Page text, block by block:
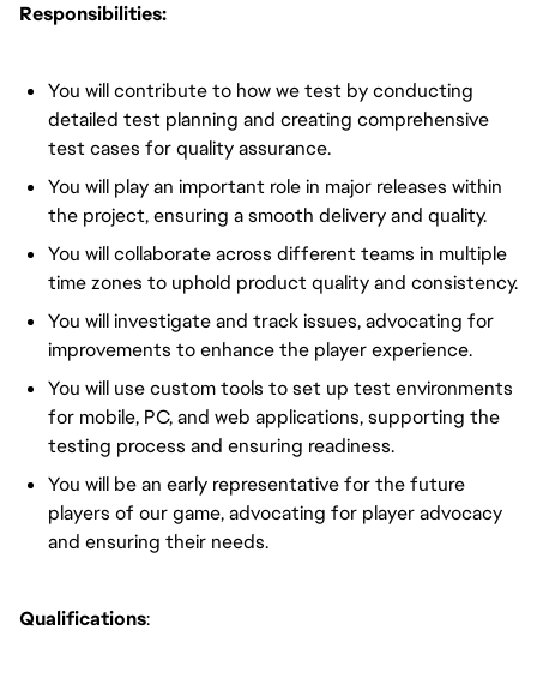
Responsibilities:
You will contribute to how we test by conducting
detailed test planning and creating comprehensive
test cases for quality assurance.
You will play an important role in major releases within
the project, ensuring a smooth delivery and quality.
You will collaborate across different teams in multiple
time zones to uphold product quality and consistency.
You will investigate and track issues, advocating for
improvements to enhance the player experience.
You will use custom tools to set up test environments
for mobile, PC, and web applications, supporting the
testing process and ensuring readiness.
You will be an early representative for the future
players of our game, advocating for player advocacy
and ensuring their needs.
Qualifications: